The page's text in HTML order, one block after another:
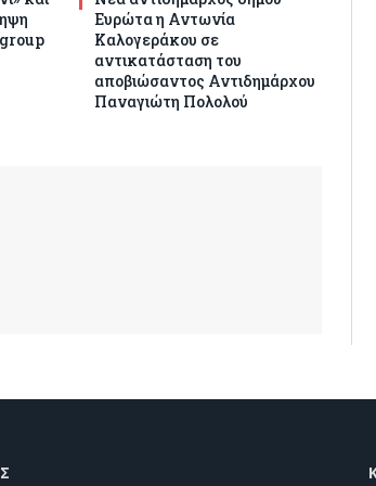
Ευρώτα η Αντωνία
Καλογεράκου σε
αντικατάσταση του
αποβιώσαντος Αντιδημάρχου
Παναγιώτη Πολολού